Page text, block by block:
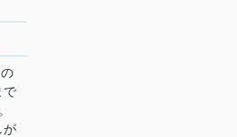
で
が